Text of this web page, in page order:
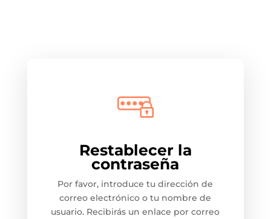
Restablecer la
contraseña
Por favor, introduce tu dirección de
correo electrónico o tu nombre de
usuario. Recibirás un enlace por correo